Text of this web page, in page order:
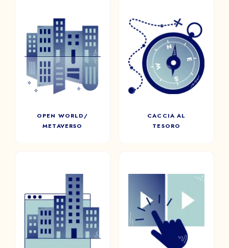
OPEN WORLD/
METAVERSO
OPEN WORLD/
METAVERSO
Immergete i giocatori in un
mondo virtuale
personalizzato nel metaverso.
CACCIA AL
TESORO
CACCIA AL
TESORO
Enigmi da scoprire durante
una passeggiata insolita.
GIOCO DI
SIMULAZIONE
Riproducete delle situazioni
quanto più possibile vicine
alla vita reale per preparare i
vostri team.
VIDEO
INTERATTIVO
Farete la scelta giusta per
risolvere l’intrigo?
EMAIL *
TELEFONO
Programmare una demo
PAYS